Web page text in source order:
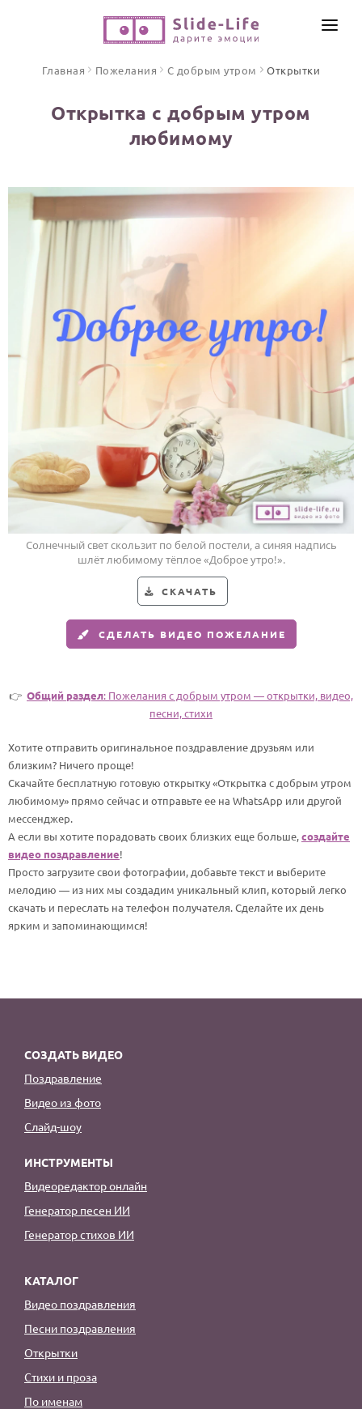
Песни поздравления
Открытки
Стихи и тексты
С Днем рождения
Юбилей
Годовщина свадьбы
Календарь праздников
КОМУ
Женщине
Мужчине
Маме
По именам
ИНСТРУМЕНТЫ
ЦЕНЫ
ОТЗЫВЫ
Главная Пожелания С добрым утром Открытки
Открытка с добрым утром
любимому
Солнечный свет скользит по белой постели, а синяя надпись
шлёт любимому тёплое «Доброе утро!».
СКАЧАТЬ
СДЕЛАТЬ ВИДЕО ПОЖЕЛАНИЕ
👉 Общий раздел: Пожелания с добрым утром — открытки, видео,
песни, стихи
Хотите отправить оригинальное поздравление друзьям или
близким? Ничего проще!
Скачайте бесплатную готовую открытку «Открытка с добрым утром
любимому» прямо сейчас и отправьте ее на WhatsApp или другой
мессенджер.
А если вы хотите порадовать своих близких еще больше,создайте
видео поздравление!
Просто загрузите свои фотографии, добавьте текст и выберите
мелодию — из них мы создадим уникальный клип, который легко
скачать и переслать на телефон получателя. Сделайте их день
ярким и запоминающимся!
СОЗДАТЬ ВИДЕО
Поздравление
Видео из фото
Слайд-шоу
ИНСТРУМЕНТЫ
Видеоредактор онлайн
Генератор песен ИИ
Генератор стихов ИИ
КАТАЛОГ
Видео поздравления
Песни поздравления
Открытки
Стихи и проза
По именам